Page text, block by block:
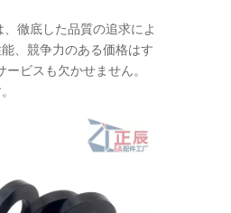
徹底した品質の追求によ
、競争力のある価格はす
ビスも欠かせません。